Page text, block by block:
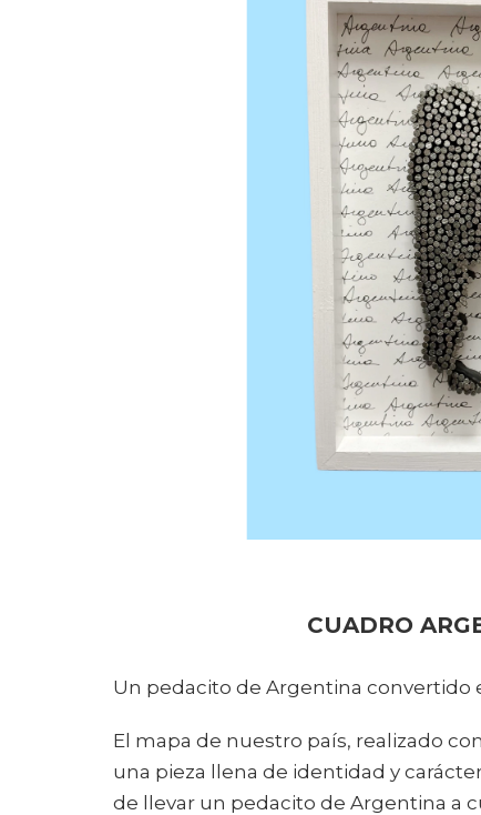
CUADRO
Un pedacito de Argentina convertido
El mapa de nuestro país, realizado
una pieza llena de identidad y
de llevar un pedacito de Argentina a